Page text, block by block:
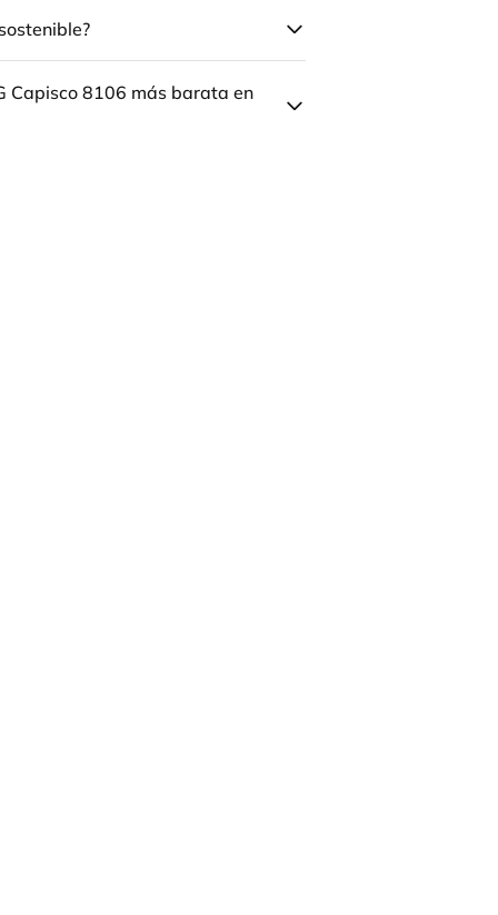
Capisco 8106 más barata en